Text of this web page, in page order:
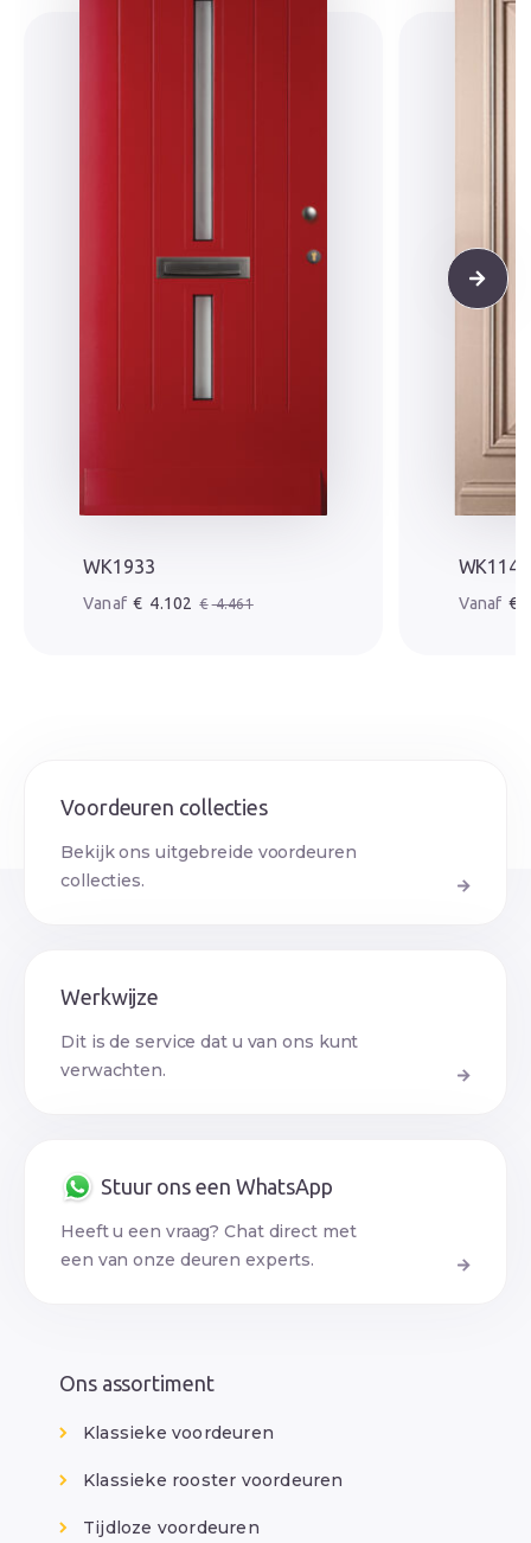
WK1933
€ 4.461
Oorspronkelijke prijs was: € 4.461.
€ 4.102
Huidige prijs is: € 4.102.
WK1141
€
Voordeuren collecties
Bekijk ons uitgebreide voordeuren
collecties.
Werkwijze
Dit is de service dat u van ons kunt
verwachten.
Stuur ons een WhatsApp
Heeft u een vraag? Chat direct met
een van onze deuren experts.
Ons assortiment
Klassieke voordeuren
Klassieke rooster voordeuren
Tijdloze voordeuren